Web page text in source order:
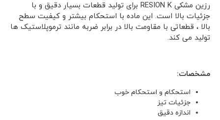
رزین مشکی RESION K برای تولید قطعات بسیار دقیق و با
جزئیات بالا است. این ماده با استحکام بیشتر و کیفیت سطح
بالا ، قطعاتی با مقاومت بالا در برابر ضربه مانند ترموپلاستیک ها
تولید می کند.
مشخصات:
استحکام و استحکام خوب
جزئیات تیز
اندازه دقیق